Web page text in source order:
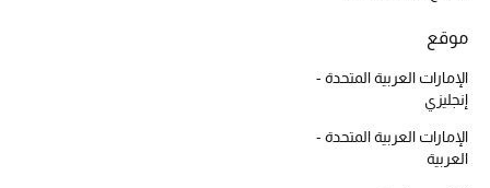
عطور الربيع
موقع
الإمارات العربية المتحدة -
إنجليزي
الإمارات العربية المتحدة -
العربية